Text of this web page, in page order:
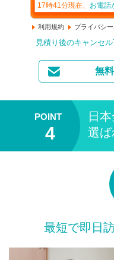
17時41分現在、 お電話
利用規約 プライバシ
見積り後のキャンセ
無
日
選ば
最短で即日